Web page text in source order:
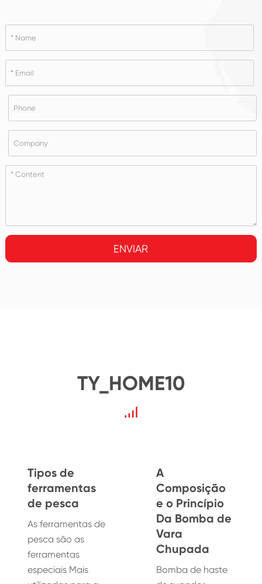
ENVIAR
TY_HOME10
Tipos de
ferramentas
de pesca
As ferramentas de
pesca são as
ferramentas
especiais Mais
A
Composição
e o Princípio
Da Bomba de
Vara
Chupada
Bomba de haste